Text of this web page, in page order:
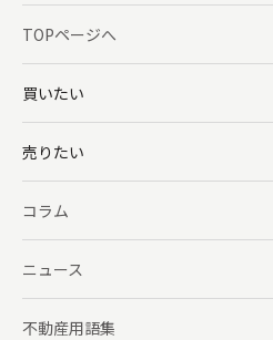
TOPページへ
買いたい
売りたい
コラム
ニュース
不動産用語集